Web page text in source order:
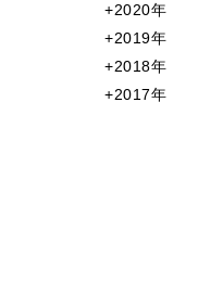
2020年
2019年
2018年
2017年